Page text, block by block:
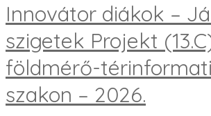
Innovátor diákok –
szigetek Projekt
földmérő-
szakon – 2026.